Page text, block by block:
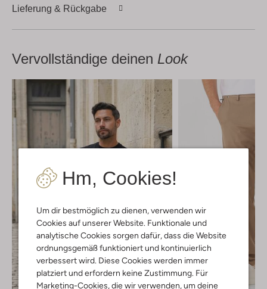
Hm, Cookies!
Um dir bestmöglich zu dienen, verwenden wir
Cookies auf unserer Website. Funktionale und
analytische Cookies sorgen dafür, dass die Website
ordnungsgemäß funktioniert und kontinuierlich
verbessert wird. Diese Cookies werden immer
platziert und erfordern keine Zustimmung. Für
Marketing-Cookies, die wir verwenden, um deine
Lieferung & Rückgabe
Vervollständige deinen Look